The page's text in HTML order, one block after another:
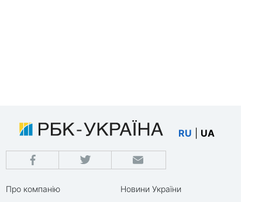
RU UA
Про компанію
Новини України